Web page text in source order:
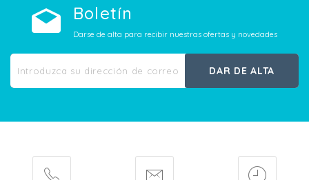
Boletín
Darse de alta para recibir nuestras ofertas y novedades
DAR DE ALTA